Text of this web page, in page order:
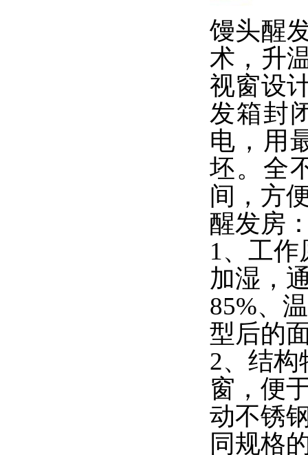
馒头醒
术，升
视窗设
发箱封
电，用
坯。全
间，方
醒发房
1、工作
加湿，
85%、
型后的
2、结构
窗，便
动不锈
同规格